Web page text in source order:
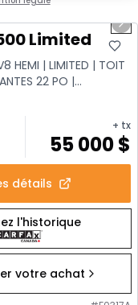
Limited
HEMI | LIMITED | TOIT
22 PO |
CRISTAL
+ tx
55 000$
détails
l'historique
votre achat